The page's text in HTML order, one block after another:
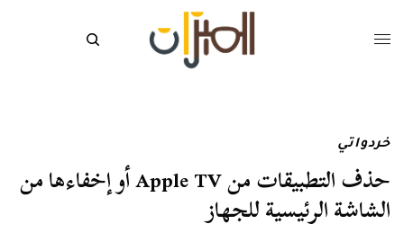
خردواتي
حذف التطبيقات من Apple TV أو إخفاءها من
الشاشة الرئيسية للجهاز